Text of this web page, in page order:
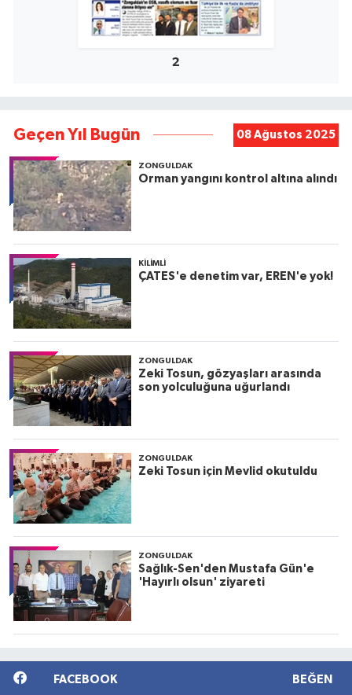
2
Geçen Yıl Bugün 08 Ağustos 2025
ZONGULDAK
Orman yangını kontrol altına alındı
KILIMLI
ÇATES'e denetim var, EREN'e yok!
ZONGULDAK
Zeki Tosun, gözyaşları arasında
son yolculuğuna uğurlandı
ZONGULDAK
Zeki Tosun için Mevlid okutuldu
ZONGULDAK
Sağlık-Sen'den Mustafa Gün'e
'Hayırlı olsun' ziyareti
FACEBOOK BEĞEN